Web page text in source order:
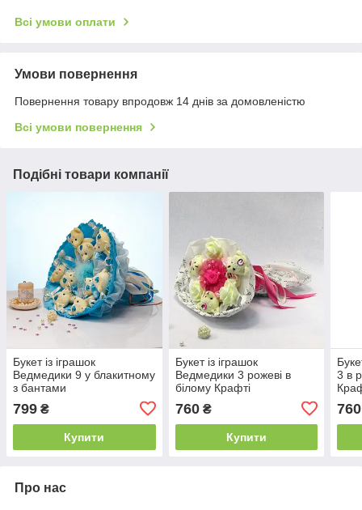
Всі умови оплати
Умови повернення
Повернення товару впродовж 14 днів за домовленістю
Всі умови повернення
Подібні товари компанії
Букет із іграшок
Ведмедики 9 у блакитному
з бантами
799 ₴
Купити
Букет із іграшок
Ведмедики 3 рожеві в
білому Крафті
760₴
Купити
3 в
760
Про нас